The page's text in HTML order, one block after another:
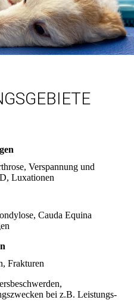
Verspannung und
Luxationen
Cauda Equina
Frakturen
bei z.B. Leistungs-